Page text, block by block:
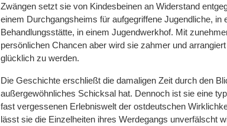
Zwängen setzt sie von Kindesbeinen an Widerstand
einem Durchgangsheims für aufgegriffene Jugendliche,
Behandlungsstätte, in einem Jugendwerkhof. Mit
persönlichen Chancen aber wird sie zahmer und
glücklich zu werden.
Die Geschichte erschließt die damaligen Zeit durch den
außergewöhnliches Schicksal hat. Dennoch ist sie eine
fast vergessenen Erlebniswelt der ostdeutschen
lässt sie die Einzelheiten ihres Werdegangs unverfälscht